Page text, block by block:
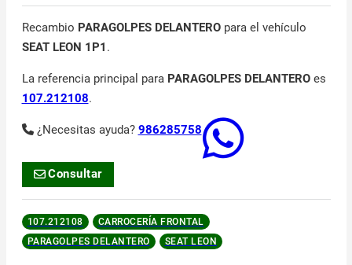
Recambio PARAGOLPES DELANTEROpara el vehículo
SEAT LEON 1P1 .
La referencia principal para PARAGOLPES DELANTEROes
107.212108.
¿Necesitas ayuda? 986285758
Consultar
107.212108
CARROCERÍA FRONTAL
PARAGOLPES DELANTERO
SEAT LEON